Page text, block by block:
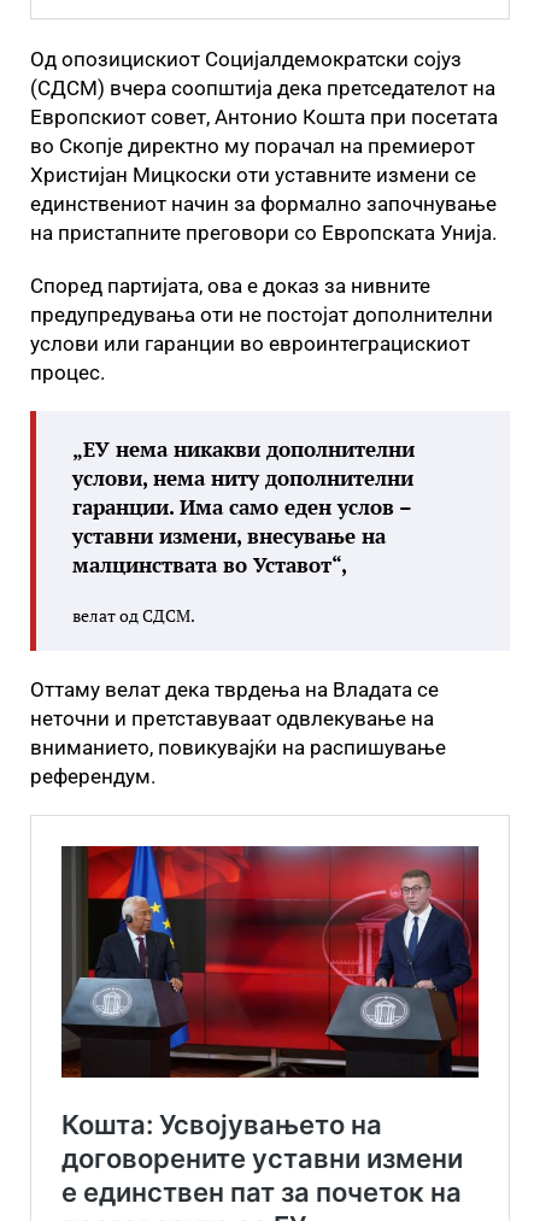
Од опозицискиот Социјалдемократски сојуз
(СДСМ) вчера соопштија дека претседателот на
Европскиот совет, Антонио Кошта при посетата
во Скопје директно му порачал на премиерот
Христијан Мицкоски оти уставните измени се
единствениот начин за формално започнување
на пристапните преговори со Европската Унија.
Според партијата, ова е доказ за нивните
предупредувања оти не постојат дополнителни
услови или гаранции во евроинтеграцискиот
процес.
„ЕУ нема никакви дополнителни
услови, нема ниту дополнителни
гаранции. Има само еден услов –
уставни измени, внесување на
малцинствата во Уставот“,
велат од СДСМ.
Оттаму велат дека тврдења на Владата се
неточни и претставуваат одвлекување на
вниманието, повикувајќи на распишување
референдум.